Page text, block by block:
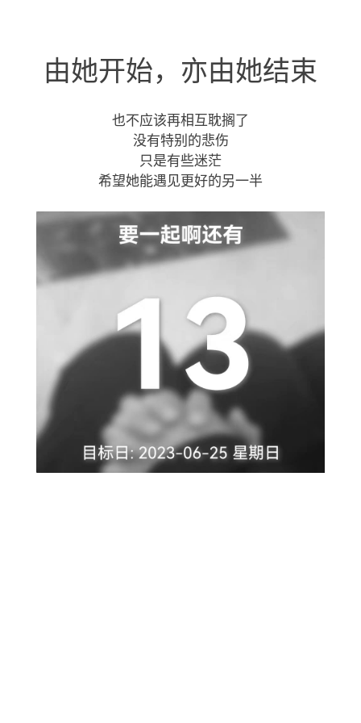
由她开始，亦由她结束
也不应该再相互耽搁了
没有特别的悲伤
只是有些迷茫
希望她能遇见更好的另一半